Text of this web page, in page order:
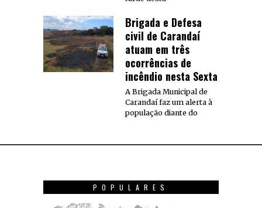
Brigada e Defesa
civil de Carandaí
atuam em três
ocorrências de
incêndio nesta Sexta
A Brigada Municipal de
Carandaí faz um alerta à
população diante do
POPULARES